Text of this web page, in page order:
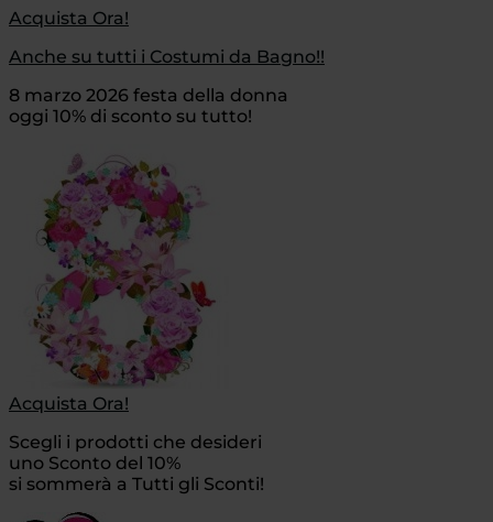
Acquista Ora!
Anche su tutti i Costumi da Bagno!!
8 marzo 2026 festa della donna
oggi 10% di sconto su tutto!
Acquista Ora!
Scegli i prodotti che desideri
uno Sconto del 10%
si sommerà a Tutti gli Sconti!